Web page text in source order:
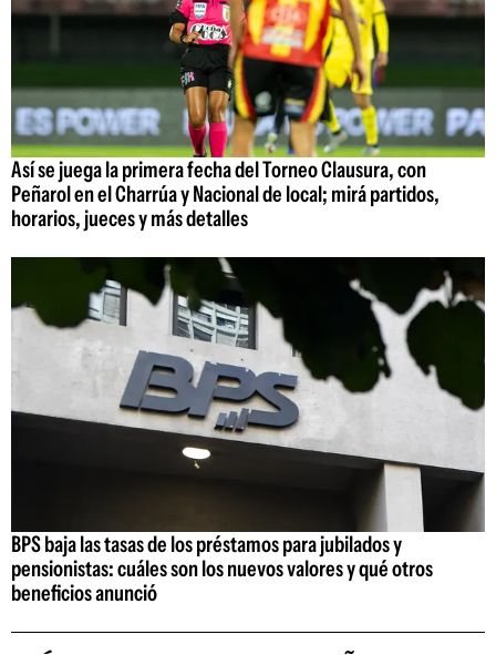
Así se juega la primera fecha del Torneo Clausura, con
Peñarol en el Charrúa y Nacional de local; mirá partidos,
horarios, jueces y más detalles
BPS baja las tasas de los préstamos para jubilados y
pensionistas: cuáles son los nuevos valores y qué otros
beneficios anunció